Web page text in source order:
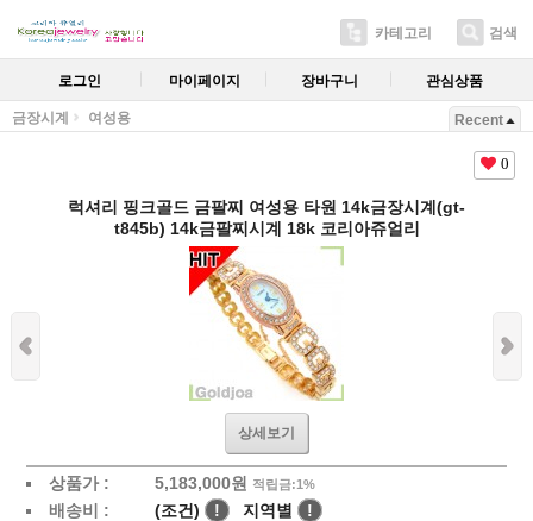
카테고리 검색
로그인 마이페이지 장바구니 관심상품
금장시계 여성용 Recent
0
럭셔리 핑크골드 금팔찌 여성용 타원 14k금장시계(gt-
t845b) 14k금팔찌시계 18k 코리아쥬얼리
상세보기
상품가 : 5,183,000원 적립금:1%
배송비 : (조건) ! 지역별 !